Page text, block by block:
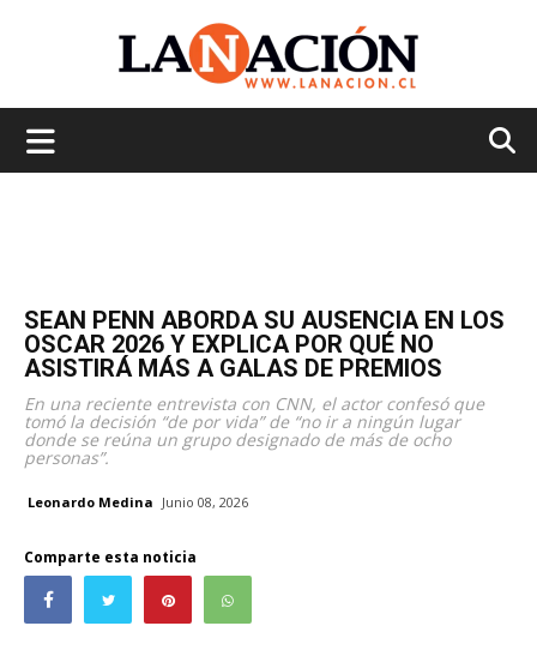
SEAN PENN ABORDA SU AUSENCIA EN LOS
OSCAR 2026 Y EXPLICA POR QUÉ NO
ASISTIRÁ MÁS A GALAS DE PREMIOS
En una reciente entrevista con CNN, el actor confesó que
tomó la decisión “de por vida” de “no ir a ningún lugar
donde se reúna un grupo designado de más de ocho
personas”.
Leonardo Medina Junio 08, 2026
Comparte esta noticia